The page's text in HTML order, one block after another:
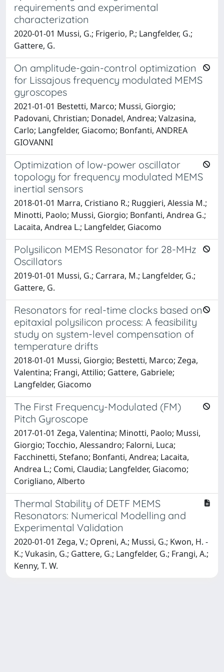
requirements and experimental
characterization
2020-01-01 Mussi, G.; Frigerio, P.; Langfelder, G.;
Gattere, G.
On amplitude-gain-control optimization
for Lissajous frequency modulated MEMS
gyroscopes
2021-01-01 Bestetti, Marco; Mussi, Giorgio;
Padovani, Christian; Donadel, Andrea; Valzasina,
Carlo; Langfelder, Giacomo; Bonfanti, ANDREA
GIOVANNI
Optimization of low-power oscillator
topology for frequency modulated MEMS
inertial sensors
2018-01-01 Marra, Cristiano R.; Ruggieri, Alessia M.;
Minotti, Paolo; Mussi, Giorgio; Bonfanti, Andrea G.;
Lacaita, Andrea L.; Langfelder, Giacomo
Polysilicon MEMS Resonator for 28-MHz
Oscillators
2019-01-01 Mussi, G.; Carrara, M.; Langfelder, G.;
Gattere, G.
Resonators for real-time clocks based on
epitaxial polysilicon process: A feasibility
study on system-level compensation of
temperature drifts
2018-01-01 Mussi, Giorgio; Bestetti, Marco; Zega,
Valentina; Frangi, Attilio; Gattere, Gabriele;
Langfelder, Giacomo
The First Frequency-Modulated (FM)
Pitch Gyroscope
2017-01-01 Zega, Valentina; Minotti, Paolo; Mussi,
Giorgio; Tocchio, Alessandro; Falorni, Luca;
Facchinetti, Stefano; Bonfanti, Andrea; Lacaita,
Andrea L.; Comi, Claudia; Langfelder, Giacomo;
Corigliano, Alberto
Thermal Stability of DETF MEMS
Resonators: Numerical Modelling and
Experimental Validation
2020-01-01 Zega, V.; Opreni, A.; Mussi, G.; Kwon, H. -
K.; Vukasin, G.; Gattere, G.; Langfelder, G.; Frangi, A.;
Kenny, T. W.